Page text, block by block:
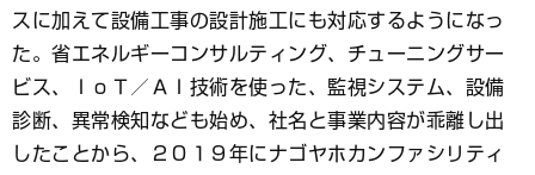
スに加えて設備工事の設計施工にも対応するようになっ
た。省エネルギーコンサルティング、チューニングサー
ビス、ＩｏＴ／ＡＩ技術を使った、監視システム、設備
診断、異常検知なども始め、社名と事業内容が乖離し出
したことから、２０１９年にナゴヤホカンファシリティ